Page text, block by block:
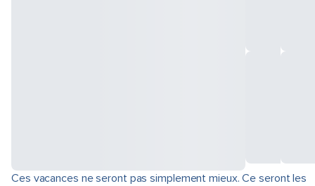
Ces vacances ne seront pas simplement mieux. Ce seront les